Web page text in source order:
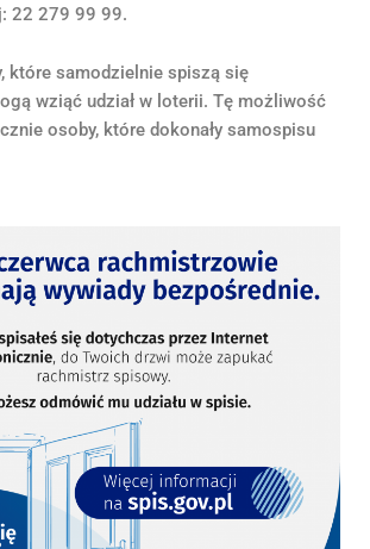
22 279 99 99.
które samodzielnie spiszą się
wziąć udział w loterii. Tę możliwość
osoby, które dokonały samospisu